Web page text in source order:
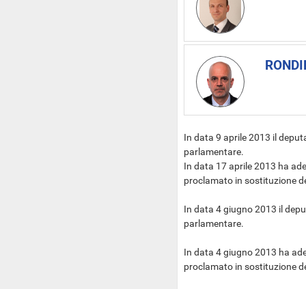
In data 9 aprile 2013 il
parlamentare.
In data 17 aprile 2013 ha
proclamato in sostituzione
In data 4 giugno 2013 il
parlamentare.
In data 4 giugno 2013 ha
proclamato in sostituzione